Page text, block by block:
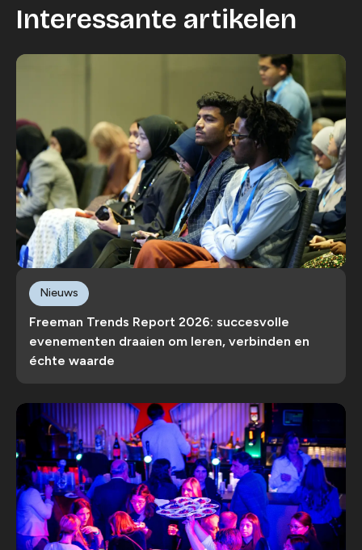
Interessante artikelen
Freeman Trends Report 2026: succesvolle
evenementen draaien om leren, verbinden en
échte waarde
Nieuws